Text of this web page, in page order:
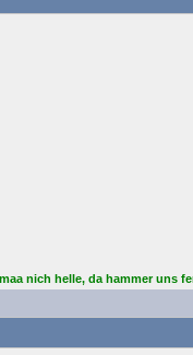
nich helle, da hammer uns